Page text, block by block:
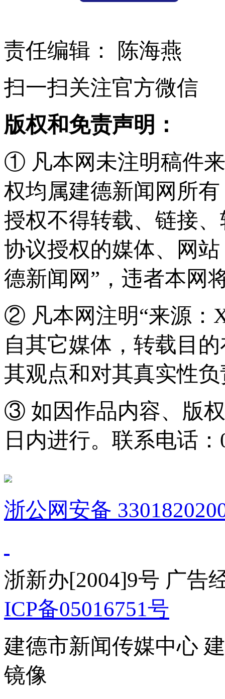
责任编辑： 陈海燕
扫一扫关注官方微信
版权和免责声明：
① 凡本网未注明稿件
权均属建德新闻网所
授权不得转载、链接
协议授权的媒体、网
德新闻网”，违者本网
② 凡本网注明“来源：
自其它媒体，转载目
其观点和对其真实性
③ 如因作品内容、版
日内进行。联系电话：
浙公网安备
浙新办[2004]9号 广告
ICP备05016751号
建德市新闻传媒中心
镜像